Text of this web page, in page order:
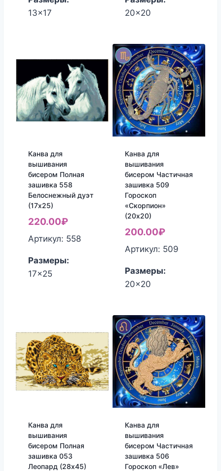
13x17
20x20
Канва для
вышивания
бисером Полная
зашивка 558
Белоснежный дуэт
(17х25)
220.00₽
Артикул: 558
Размеры:
17x25
Канва для
вышивания
бисером Частичная
зашивка 509
Гороскоп
«Скорпион»
(20х20)
200.00₽
Артикул: 509
Размеры:
20x20
Канва для
вышивания
бисером Полная
зашивка 053
Леопард (28х45)
Канва для
вышивания
бисером Частичная
зашивка 506
Гороскоп «Лев»